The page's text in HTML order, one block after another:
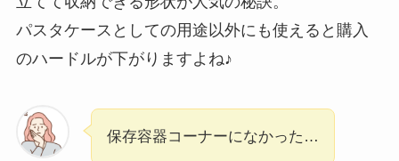
パスタケースとしての用途以外にも使えると購入
のハードルが下がりますよね♪
保存容器コーナーになかった…